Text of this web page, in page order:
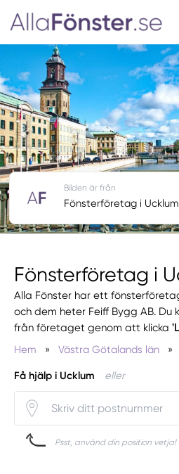
Fönsterföretag i
Alla Fönster har ett
och dem heter Feiff Bygg AB. Du
från företaget genom att klicka
Hem
» Västra Götalands län »
Få hjälp i Ucklum eller
Psst, använd din position vetja!
Bilden är från
Fönsterföretag i Ucklum